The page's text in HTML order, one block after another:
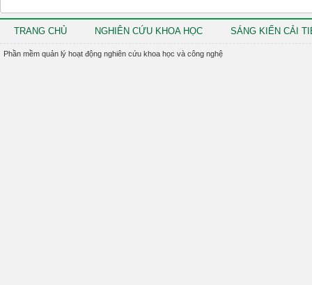
TRANG CHỦ NGHIÊN CỨU KHOA HỌC SÁNG KIẾN CẢI
Phần mềm quản lý hoạt động nghiên cứu khoa học và công nghệ